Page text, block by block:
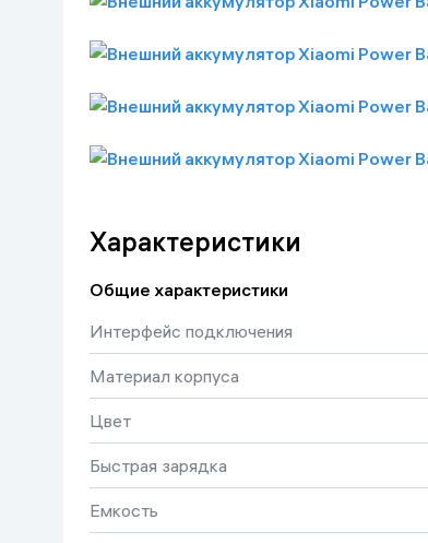
Характеристики
Общие характеристики
Интерфейс подключения
Материал корпуса
Цвет
Быстрая зарядка
Емкость